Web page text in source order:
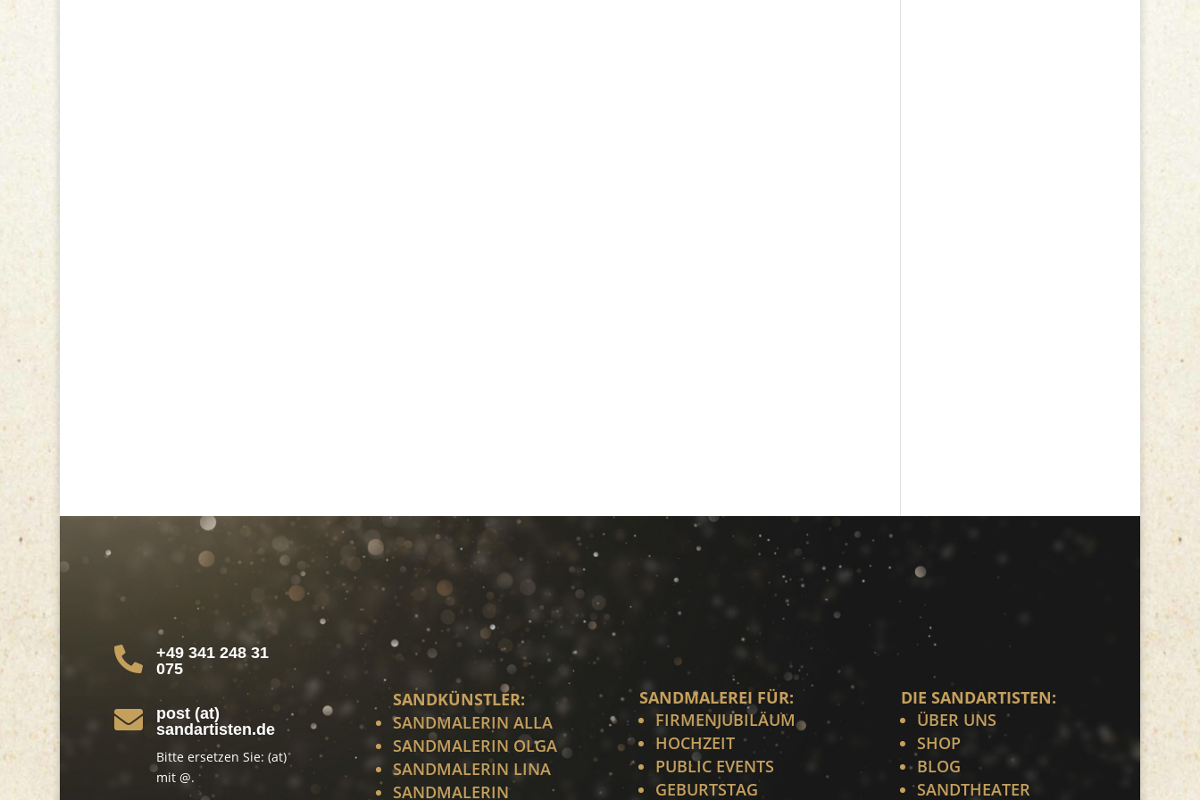

+49 341 248 31
075

post (at)
sandartisten.de
Bitte ersetzen Sie: (at)
mit @.
SANDKÜNSTLER:
SANDMALERIN ALLA
SANDMALERIN OLGA
SANDMALERIN LINA
SANDMALERIN
SANDMALEREI FÜR:
FIRMENJUBILÄUM
HOCHZEIT
PUBLIC EVENTS
GEBURTSTAG
DIE SANDARTISTEN:
ÜBER UNS
SHOP
BLOG
SANDTHEATER